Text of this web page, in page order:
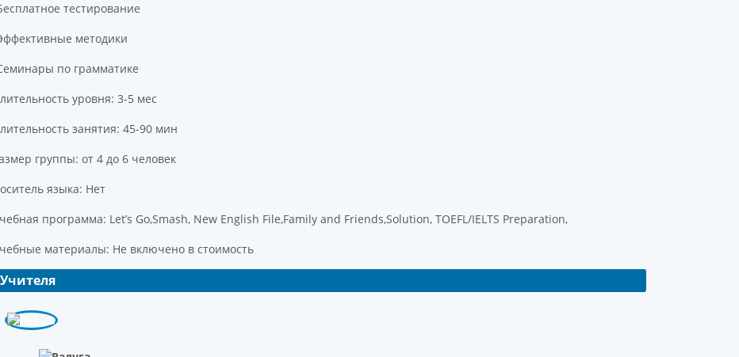
тестирование
методики
по грамматике
уровня: 3-5 мес
занятия: 45-90 мин
группы: от 4 до 6 человек
языка: Нет
программа: Let’s Go,Smash, New English File,Family and Friends,Solution, TOEFL/IELTS Preparation,
материалы: Не включено в стоимость
Учителя